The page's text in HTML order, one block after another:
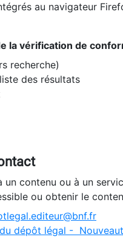
au navigateur
la vérification de
recherche)
des résultats
un contenu ou à un
ou obtenir le
dépôt légal -